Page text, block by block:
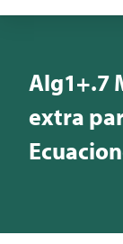
Alg1+.7
extra